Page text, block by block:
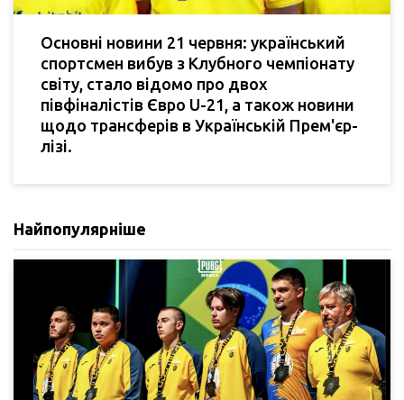
Основні новини 21 червня: український
спортсмен вибув з Клубного чемпіонату
світу, стало відомо про двох
півфіналістів Євро U-21, а також новини
щодо трансферів в Українській Прем'єр-
лізі.
Найпопулярніше